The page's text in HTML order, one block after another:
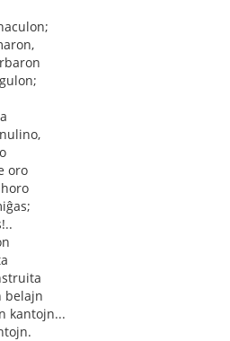
oro
belajn
kantojn...